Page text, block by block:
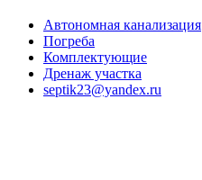
Автономная канализация
Погреба
Комплектующие
Дренаж участка
septik23@yandex.ru